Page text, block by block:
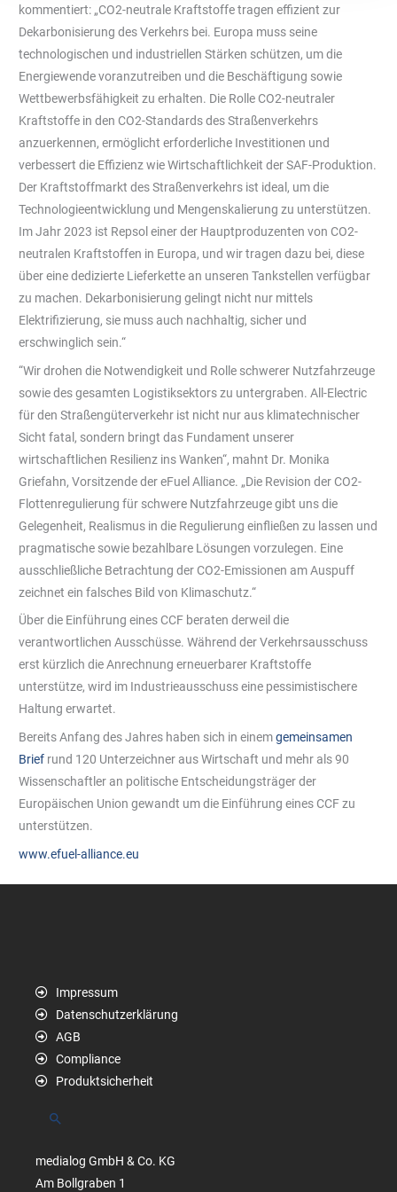
kommentiert: „CO2-neutrale Kraftstoffe tragen effizient zur
Dekarbonisierung des Verkehrs bei. Europa muss seine
technologischen und industriellen Stärken schützen, um die
Energiewende voranzutreiben und die Beschäftigung sowie
Wettbewerbsfähigkeit zu erhalten. Die Rolle CO2-neutraler
Kraftstoffe in den CO2-Standards des Straßenverkehrs
anzuerkennen, ermöglicht erforderliche Investitionen und
verbessert die Effizienz wie Wirtschaftlichkeit der SAF-Produktion.
Der Kraftstoffmarkt des Straßenverkehrs ist ideal, um die
Technologieentwicklung und Mengenskalierung zu unterstützen.
Im Jahr 2023 ist Repsol einer der Hauptproduzenten von CO2-
neutralen Kraftstoffen in Europa, und wir tragen dazu bei, diese
über eine dedizierte Lieferkette an unseren Tankstellen verfügbar
zu machen. Dekarbonisierung gelingt nicht nur mittels
Elektrifizierung, sie muss auch nachhaltig, sicher und
erschwinglich sein.“
“Wir drohen die Notwendigkeit und Rolle schwerer Nutzfahrzeuge
sowie des gesamten Logistiksektors zu untergraben. All-Electric
für den Straßengüterverkehr ist nicht nur aus klimatechnischer
Sicht fatal, sondern bringt das Fundament unserer
wirtschaftlichen Resilienz ins Wanken“, mahnt Dr. Monika
Griefahn, Vorsitzende der eFuel Alliance. „Die Revision der CO2-
Flottenregulierung für schwere Nutzfahrzeuge gibt uns die
Gelegenheit, Realismus in die Regulierung einfließen zu lassen und
pragmatische sowie bezahlbare Lösungen vorzulegen. Eine
ausschließliche Betrachtung der CO2-Emissionen am Auspuff
zeichnet ein falsches Bild von Klimaschutz.“
Über die Einführung eines CCF beraten derweil die
verantwortlichen Ausschüsse. Während der Verkehrsausschuss
erst kürzlich die Anrechnung erneuerbarer Kraftstoffe
unterstütze, wird im Industrieausschuss eine pessimistischere
Haltung erwartet.
Bereits Anfang des Jahres haben sich in einemgemeinsamen
Brief rund 120 Unterzeichner aus Wirtschaft und mehr als 90
Wissenschaftler an politische Entscheidungsträger der
Europäischen Union gewandt um die Einführung eines CCF zu
unterstützen.
www.efuel-alliance.eu
Impressum
Datenschutzerklärung
AGB
Compliance
Produktsicherheit
Suchen
medialog GmbH & Co. KG
Am Bollgraben 1